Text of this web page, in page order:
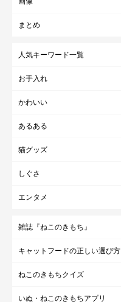
まとめ
人気キーワード一覧
お手入れ
かわいい
あるある
猫グッズ
しぐさ
エンタメ
雑誌『ねこのきもち』
キャットフードの正しい選び方
ねこのきもちクイズ
いぬ・ねこのきもちアプリ